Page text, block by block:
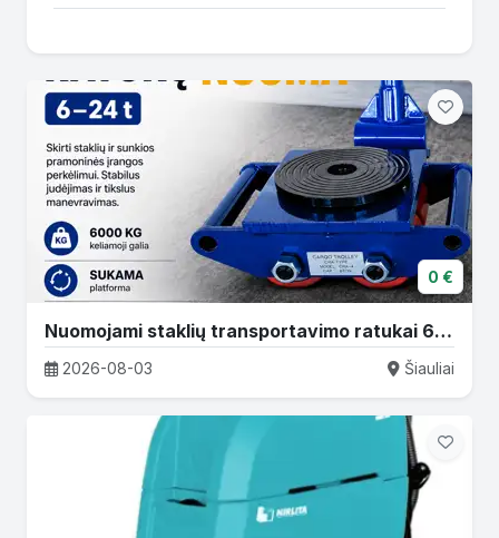
0 €
Nuomojami staklių transportavimo ratukai 6T–36T
2026-08-03 Šiauliai